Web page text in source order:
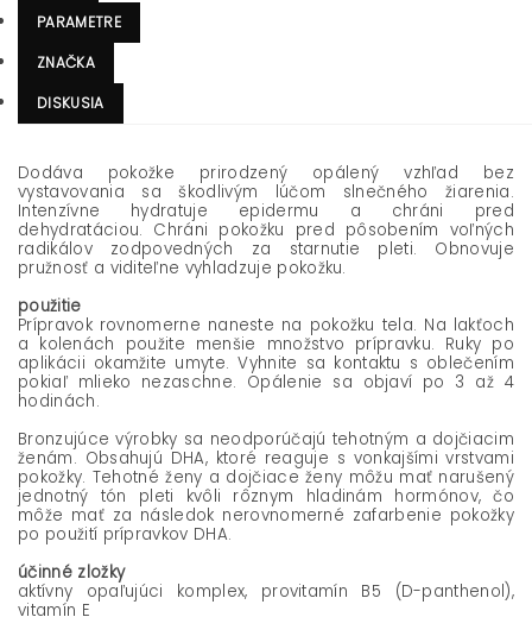
PARAMETRE
ZNAČKA
DISKUSIA
Dodáva pokožke prirodzený opálený vzhľad bez
vystavovania sa škodlivým lúčom slnečného žiarenia.
Intenzívne hydratuje epidermu a chráni pred
dehydratáciou. Chráni pokožku pred pôsobením voľných
radikálov zodpovedných za starnutie pleti. Obnovuje
pružnosť a viditeľne vyhladzuje pokožku.
použitie
Prípravok rovnomerne naneste na pokožku tela. Na lakťoch
a kolenách použite menšie množstvo prípravku. Ruky po
aplikácii okamžite umyte. Vyhnite sa kontaktu s oblečením
pokiaľ mlieko nezaschne. Opálenie sa objaví po 3 až 4
hodinách.
Bronzujúce výrobky sa neodporúčajú tehotným a dojčiacim
ženám. Obsahujú DHA, ktoré reaguje s vonkajšími vrstvami
pokožky. Tehotné ženy a dojčiace ženy môžu mať narušený
jednotný tón pleti kvôli rôznym hladinám hormónov, čo
môže mať za následok nerovnomerné zafarbenie pokožky
po použití prípravkov DHA.
účinné zložky
aktívny opaľujúci komplex, provitamín B5 (D-panthenol),
vitamín E